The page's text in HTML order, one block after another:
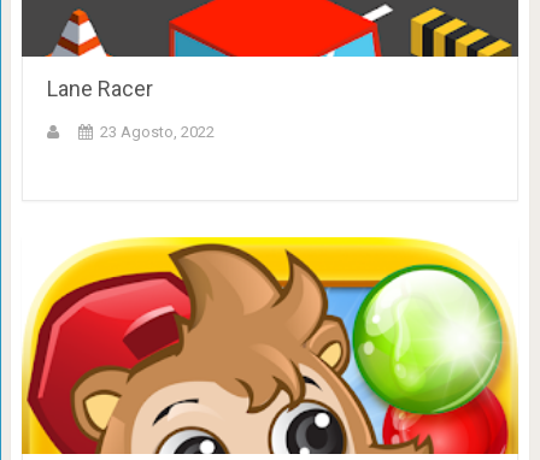
Lane Racer
23 Agosto, 2022